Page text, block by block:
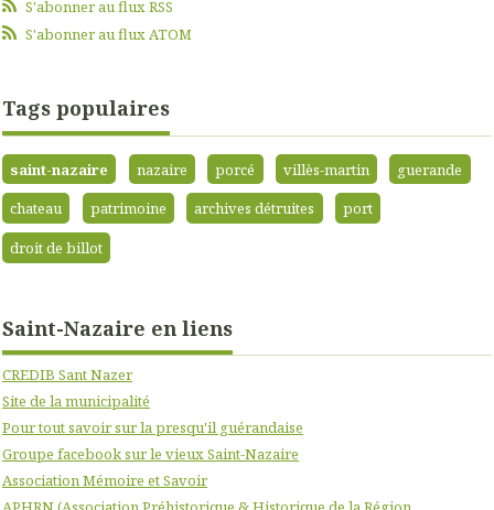
S'abonner au flux RSS
S'abonner au flux ATOM
Tags populaires
saint-nazaire nazaire porcé villès-martin
guerande
chateau
patrimoine archives détruites
port
droit de billot
Saint-Nazaire en liens
CREDIB Sant Nazer
Site de la municipalité
Pour tout savoir sur la presqu'il guérandaise
Groupe facebook sur le vieux Saint-Nazaire
Association Mémoire et Savoir